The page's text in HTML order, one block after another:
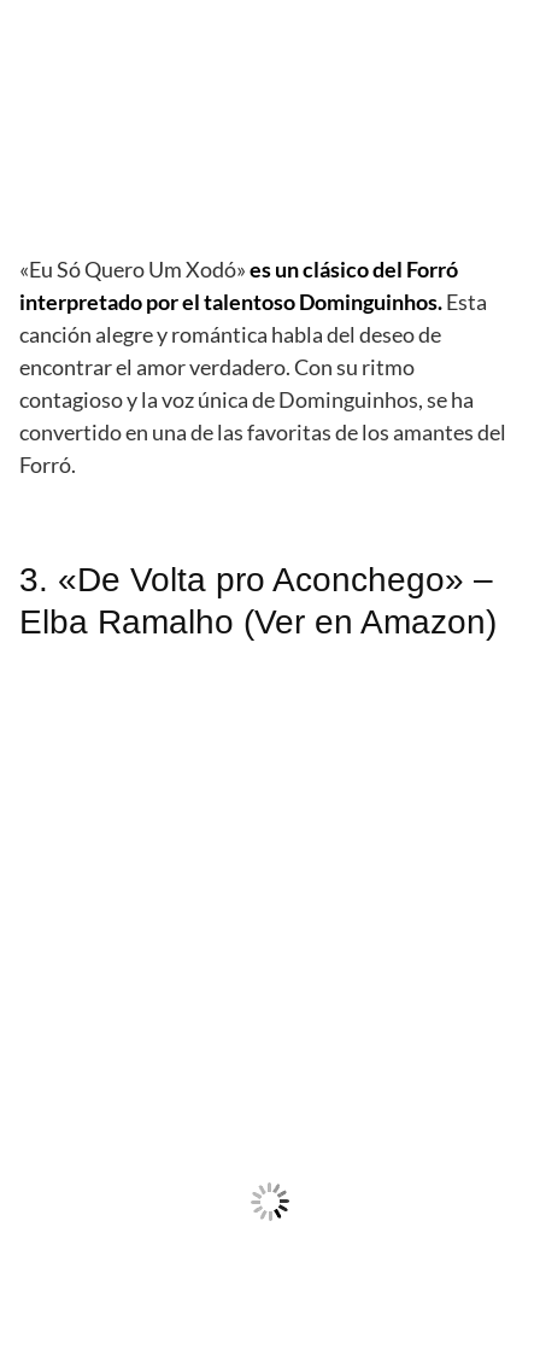
«Eu Só Quero Um Xodó»es un clásico del Forró
interpretado por el talentoso Dominguinhos.Esta
canción alegre y romántica habla del deseo de
encontrar el amor verdadero. Con su ritmo
contagioso y la voz única de Dominguinhos, se ha
convertido en una de las favoritas de los amantes del
Forró.
3. «De Volta pro Aconchego» –
Elba Ramalho (Ver en Amazon)